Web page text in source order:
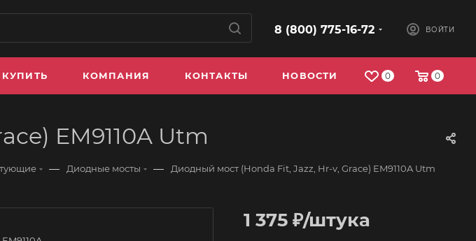
8 (800) 775-16-72 ВОЙТИ
0 0
КОМПАНИЯ КОНТАКТЫ НОВОСТИ
EM9110A Utm
— Диодные мосты — Диодный мост (Honda Fit, Jazz, Hr-v, Grace) EM9110A Utm
1 375 ₽/штука